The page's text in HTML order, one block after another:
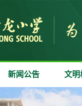
新闻公告 文明